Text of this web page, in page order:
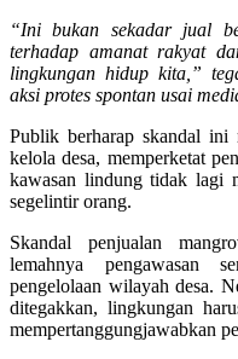
“Ini bukan sekadar jual
terhadap amanat rakyat
lingkungan hidup kita,”
aksi protes spontan usai
Publik berharap skandal ini
kelola desa, memperketat
kawasan lindung tidak lagi
segelintir orang.
Skandal penjualan
lemahnya pengawasan
pengelolaan wilayah desa.
ditegakkan, lingkungan
mempertanggungjawabkan